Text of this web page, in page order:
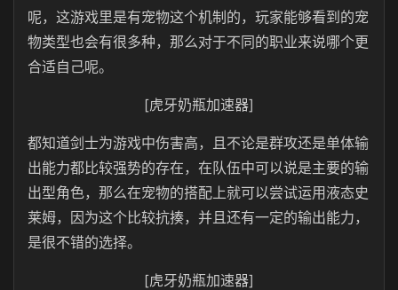
呢，这游戏里是有宠物这个机制的，玩家能够看到的宠
物类型也会有很多种，那么对于不同的职业来说哪个更
合适自己呢。
[虎牙奶瓶加速器]
都知道剑士为游戏中伤害高，且不论是群攻还是单体输
出能力都比较强势的存在，在队伍中可以说是主要的输
出型角色，那么在宠物的搭配上就可以尝试运用液态史
莱姆，因为这个比较抗揍，并且还有一定的输出能力，
是很不错的选择。
[虎牙奶瓶加速器]